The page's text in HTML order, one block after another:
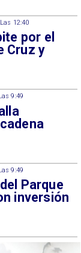
12:40
por el
Cruz y
9:49
9:49
Parque
inversión